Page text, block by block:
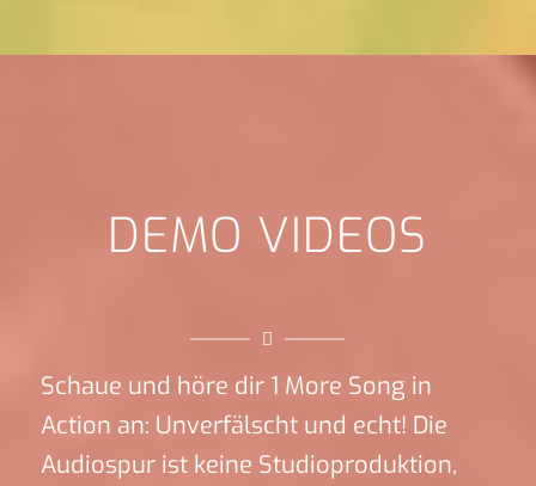
DEMO VIDEOS
Schaue und höre dir 1 More Song in
Action an: Unverfälscht und echt! Die
Audiospur ist keine Studioproduktion,